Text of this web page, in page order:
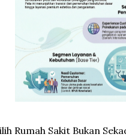
Rumah Sakit Bukan